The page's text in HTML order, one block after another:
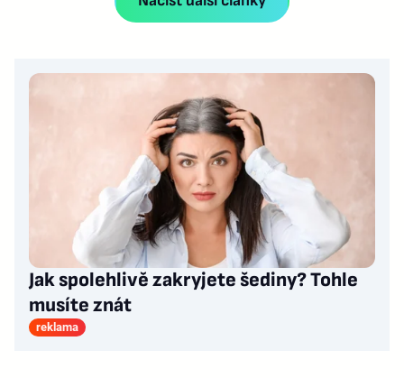
Jak spolehlivě zakryjete šediny? Tohle
musíte znát
reklama